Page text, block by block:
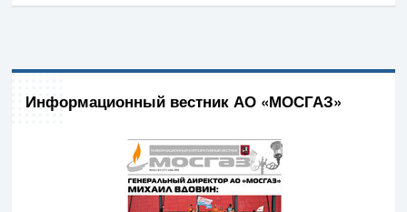
Информационный вестник АО «МОСГАЗ»